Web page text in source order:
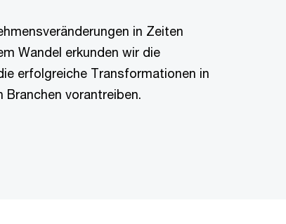
in Zeiten
Wandel erkunden wir die
erfolgreiche Transformationen in
Branchen vorantreiben.